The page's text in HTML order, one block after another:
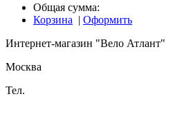
Общая сумма:
Корзина | Оформить
Интернет-магазин "Вело Атлант"
Москва
Тел.